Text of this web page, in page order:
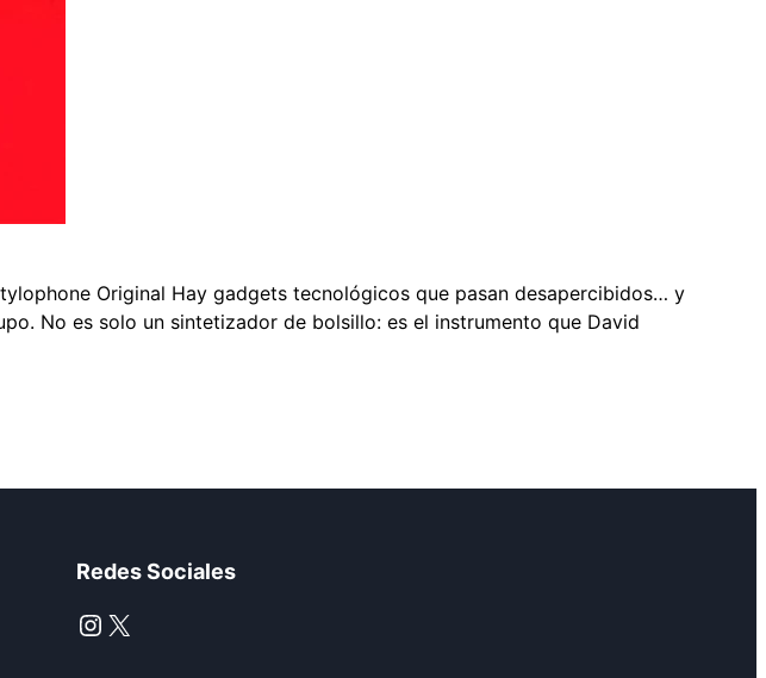
Original Hay gadgets tecnológicos que pasan desapercibidos… y
No es solo un sintetizador de bolsillo: es el instrumento que David
Redes Sociales
Instagram X